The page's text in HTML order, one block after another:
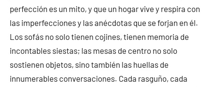
perfección es un mito, y que un hogar vive y respira con
las imperfecciones y las anécdotas que se forjan en él.
Los sofás no solo tienen cojines, tienen memoria de
incontables siestas; las mesas de centro no solo
sostienen objetos, sino también las huellas de
innumerables conversaciones. Cada rasguño, cada